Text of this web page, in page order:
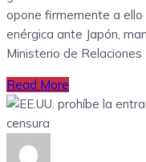
opone firmemente a
enérgica ante Japón,
Ministerio de Relaciones
Read More